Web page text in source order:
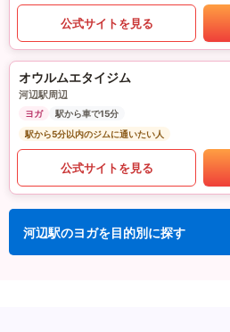
公式サイトを見る
オウルムエタイジム
河辺駅周辺
ヨガ
駅から車で15分
駅から5分以内のジムに通いたい人
公式サイトを見る
河辺駅のヨガを目的別に探す